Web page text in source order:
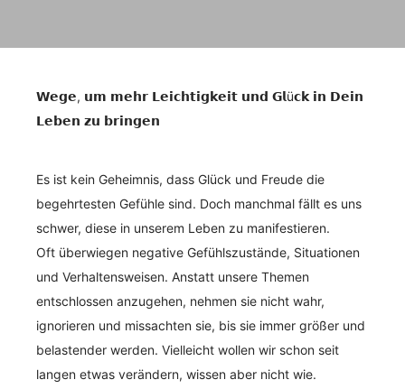
𝗪𝗲𝗴𝗲, 𝘂𝗺 𝗺𝗲𝗵𝗿 𝗟𝗲𝗶𝗰𝗵𝘁𝗶𝗴𝗸𝗲𝗶𝘁 𝘂𝗻𝗱 𝗚𝗹ü𝗰𝗸 𝗶𝗻 𝗗𝗲𝗶𝗻
𝗟𝗲𝗯𝗲𝗻 𝘇𝘂 𝗯𝗿𝗶𝗻𝗴𝗲𝗻
Es ist kein Geheimnis, dass Glück und Freude die
begehrtesten Gefühle sind. Doch manchmal fällt es uns
schwer, diese in unserem Leben zu manifestieren.
Oft überwiegen negative Gefühlszustände, Situationen
und Verhaltensweisen. Anstatt unsere Themen
entschlossen anzugehen, nehmen sie nicht wahr,
ignorieren und missachten sie, bis sie immer größer und
belastender werden. Vielleicht wollen wir schon seit
langen etwas verändern, wissen aber nicht wie.